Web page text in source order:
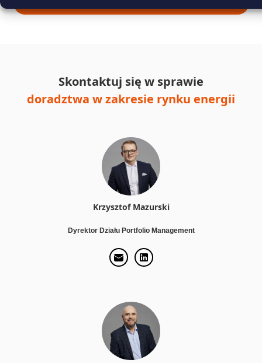
Skontaktuj się w sprawie
doradztwa w zakresie rynku energii
Krzysztof Mazurski
Dyrektor Działu Portfolio Management